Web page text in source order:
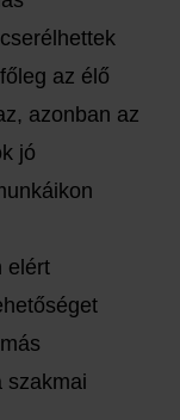
az élő
azonban az
jó
elért
szakmai